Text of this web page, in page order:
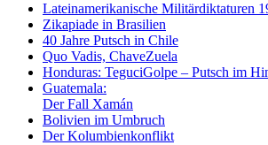
Lateinamerikanische Militärdiktaturen
Zikapiade in Brasilien
40 Jahre Putsch in Chile
Quo Vadis, ChaveZuela
Honduras: TeguciGolpe – Putsch im
Guatemala:
Der Fall Xamán
Bolivien im Umbruch
Der Kolumbienkonflikt